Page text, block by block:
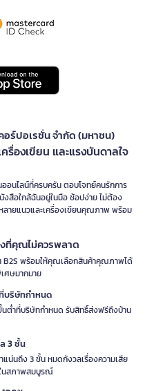
อร์ปอเรชั่น จำกัด (มหาชน)
รื่องเขียน และแรงบันดาลใจ
อนไลน์ที่ครบครัน ตอบโจทย์คนรักการ
งสือใกล้ฉันอยู่ในมือ ช้อปง่าย ไม่ต้อง
ลายแนวและเครื่องเขียนคุณภาพ พร้อม
ที่คุณไม่ควรพลาด
B2S พร้อมให้คุณเลือกสินค้าคุณภาพได้
ศษมากมาย
บริษัทกำหนด
ต่ำที่บริษัทกำหนด รับสิทธิ์ส่งฟรีถึงบ้าน
3 ชั้น
น่นถึง 3 ชั้น หมดกังวลเรื่องความเสีย
นสภาพสมบูรณ์